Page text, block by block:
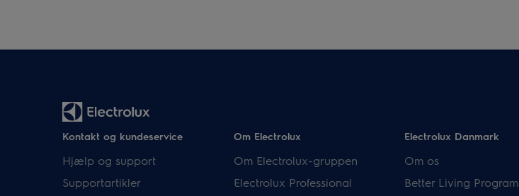
Kontakt og kundeservice
Hjælp og support
Supportartikler
Om Electrolux
Om Electrolux-gruppen
Electrolux Professional
Electrolux Danmark
Om os
Better Living Program